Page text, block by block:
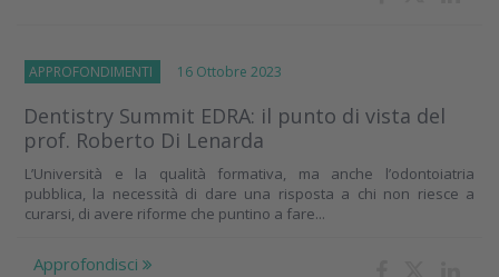
APPROFONDIMENTI 16 Ottobre 2023
Dentistry Summit EDRA: il punto di vista del
prof. Roberto Di Lenarda
L’Università e la qualità formativa, ma anche l’odontoiatria
pubblica, la necessità di dare una risposta a chi non riesce a
curarsi, di avere riforme che puntino a fare...
Approfondisci